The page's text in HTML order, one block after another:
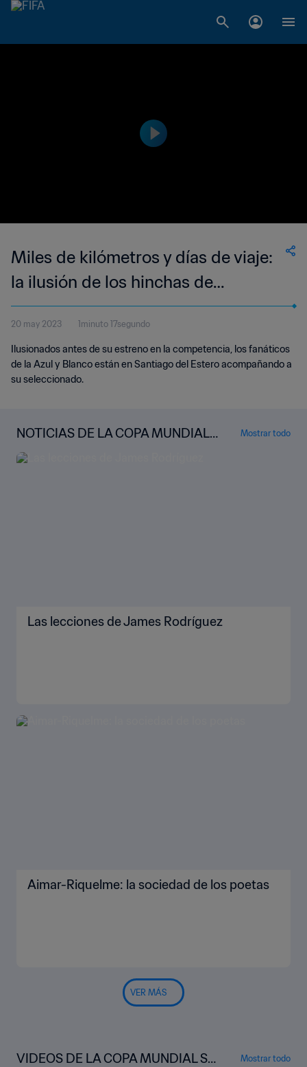
Miles de kilómetros y días de viaje:
la ilusión de los hinchas de
Guatemala en Argentina
20 may 2023 1minuto 17segundo
Ilusionados antes de su estreno en la competencia, los fanáticos
de la Azul y Blanco están en Santiago del Estero acompañando a
su seleccionado.
NOTICIAS DE LA COPA MUNDIAL S
UB-20 DE LA FIFA™
Mostrar todo
Las lecciones de James Rodríguez
Aimar-Riquelme: la sociedad de los poetas
VER MÁS
VIDEOS DE LA COPA MUNDIAL SU
Mostrar todo